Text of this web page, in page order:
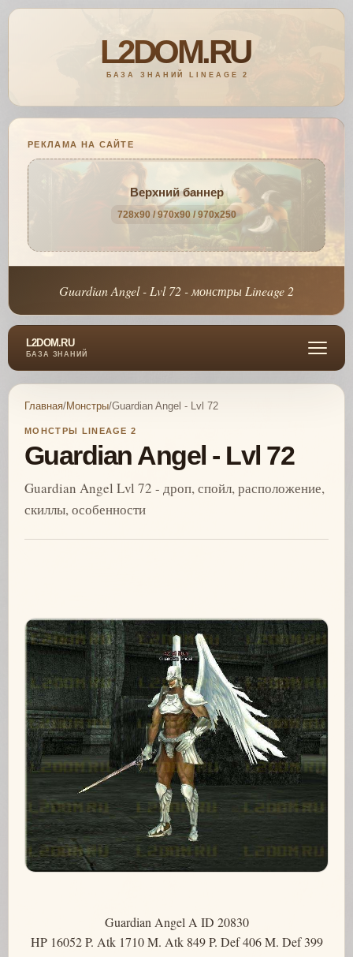
РЕКЛАМА НА САЙТЕ
Верхний баннер
728x90 / 970x90 / 970x250
Guardian Angel - Lvl 72 - монстры Lineage 2
L2DOM.RU
БАЗА ЗНАНИЙ
Главная/Монстры/Guardian Angel - Lvl 72
МОНСТРЫ LINEAGE 2
Guardian Angel - Lvl 72
Guardian Angel Lvl 72 - дроп, спойл, расположение,
скиллы, особенности
Guardian Angel A ID 20830
HP 16052 P. Atk 1710 M. Atk 849 P. Def 406 M. Def 399